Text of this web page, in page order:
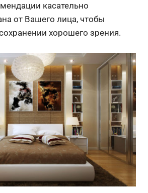
касательно
от Вашего лица, чтобы
хорошего зрения.